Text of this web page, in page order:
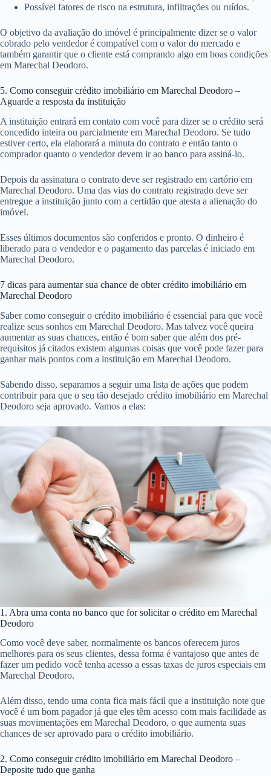
Possível fatores de risco na estrutura, infiltrações ou ruídos.
O objetivo da avaliação do imóvel é principalmente dizer se o valor
cobrado pelo vendedor é compatível com o valor do mercado e
também garantir que o cliente está comprando algo em boas condições
em Marechal Deodoro.
5. Como conseguir crédito imobiliário em Marechal Deodoro –
Aguarde a resposta da instituição
A instituição entrará em contato com você para dizer se o crédito será
concedido inteira ou parcialmente em Marechal Deodoro. Se tudo
estiver certo, ela elaborará a minuta do contrato e então tanto o
comprador quanto o vendedor devem ir ao banco para assiná-lo.
Depois da assinatura o contrato deve ser registrado em cartório em
Marechal Deodoro. Uma das vias do contrato registrado deve ser
entregue a instituição junto com a certidão que atesta a alienação do
imóvel.
Esses últimos documentos são conferidos e pronto. O dinheiro é
liberado para o vendedor e o pagamento das parcelas é iniciado em
Marechal Deodoro.
7 dicas para aumentar sua chance de obter crédito imobiliário em
Marechal Deodoro
Saber como conseguir o crédito imobiliário é essencial para que você
realize seus sonhos em Marechal Deodoro. Mas talvez você queira
aumentar as suas chances, então é bom saber que além dos pré-
requisitos já citados existem algumas coisas que você pode fazer para
ganhar mais pontos com a instituição em Marechal Deodoro.
Sabendo disso, separamos a seguir uma lista de ações que podem
contribuir para que o seu tão desejado crédito imobiliário em Marechal
Deodoro seja aprovado. Vamos a elas:
1. Abra uma conta no banco que for solicitar o crédito em Marechal
Deodoro
Como você deve saber, normalmente os bancos oferecem juros
melhores para os seus clientes, dessa forma é vantajoso que antes de
fazer um pedido você tenha acesso a essas taxas de juros especiais em
Marechal Deodoro.
Além disso, tendo uma conta fica mais fácil que a instituição note que
você é um bom pagador já que eles têm acesso com mais facilidade as
suas movimentações em Marechal Deodoro, o que aumenta suas
chances de ser aprovado para o crédito imobiliário.
2. Como conseguir crédito imobiliário em Marechal Deodoro –
Deposite tudo que ganha